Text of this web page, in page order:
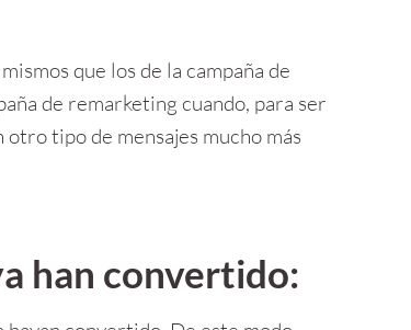
que los de la campaña de
de remarketing cuando, para ser
tipo de mensajes mucho más
han convertido: